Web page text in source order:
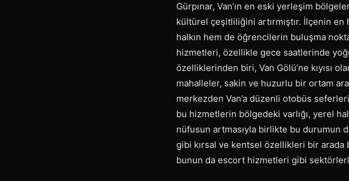
Gürpınar, Van’ın en eski yerleşim
kültürel çeşitliliğini artırmıştır. İlçenin
halkın hem de öğrencilerin buluşma
hizmetleri, özellikle gece saatlerinde
özelliklerinden biri, Van Gölü’ne kıyısı
mahalleler, sakin ve huzurlu bir ortam
merkezden Van’a düzenli otobüs
bu hizmetlerin bölgedeki varlığı, yerel
nüfusun artmasıyla birlikte bu durumun
gibi kırsal ve kentsel özellikleri bir
bunun da escort hizmetleri gibi